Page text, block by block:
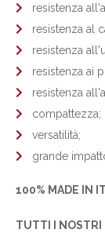
resistenza
resistenza al
resistenza
resistenza ai
resistenza
compattezza;
versatilità;
grande
100% MADE IN
TUTTI I NOSTRI